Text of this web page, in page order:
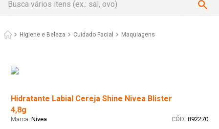
Higiene e Beleza Cuidado Facial Maquiagens
Hidratante Labial Cereja Shine Nivea Blister
4,8g
Nivea : 892270